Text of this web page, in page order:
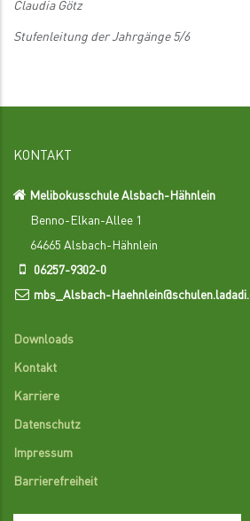
Claudia Götz
Stufenleitung der Jahrgänge 5/6
KONTAKT
Melibokusschule Alsbach-Hähnlein
Benno-Elkan-Allee 1
64665 Alsbach-Hähnlein
06257-9302-0
mbs_Alsbach-
Downloads
Kontakt
Karriere
Datenschutz
Impressum
Barrierefreiheit